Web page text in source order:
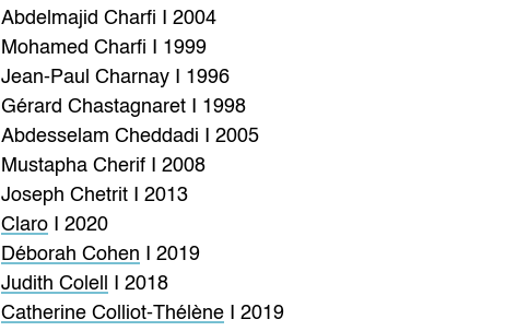
Abdelmajid Charfi I 2004
Mohamed Charfi I 1999
Jean-Paul Charnay I 1996
Gérard Chastagnaret I 1998
Abdesselam Cheddadi I 2005
Mustapha Cherif I 2008
Joseph Chetrit I 2013
Claro I 2020
Déborah Cohen I 2019
Judith Colell
I 2018
Catherine Colliot-Thélène I 2019